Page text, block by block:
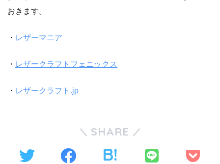
おきます。
・ レザーマニア
・ レザークラフトフェニックス
・ レザークラフト.jp
SHARE